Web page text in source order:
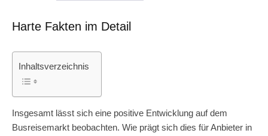
Harte Fakten im Detail
Inhaltsverzeichnis
Insgesamt lässt sich eine positive Entwicklung auf dem
Busreisemarkt beobachten. Wie prägt sich dies für Anbieter in